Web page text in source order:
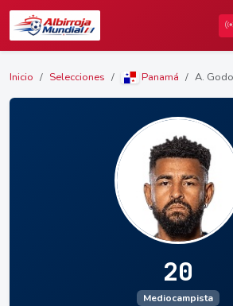
Inicio Selecciones Panamá A.
20
Mediocampista